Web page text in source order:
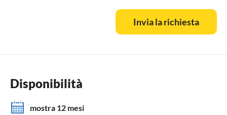
Invia la richiesta
Disponibilità
mostra 12 mesi